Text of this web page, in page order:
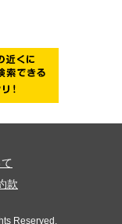
款
Reserved.